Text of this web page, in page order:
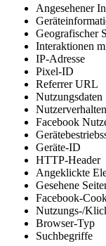
Angesehener
Geografischer
Interaktionen
IP-Adresse
Pixel-ID
Referrer URL
Nutzungsdaten
Nutzerverhalten
Facebook
Geräte-ID
HTTP-Header
Angeklickte
Gesehene
Facebook-
Nutzungs-/
Browser-Typ
Suchbegriffe